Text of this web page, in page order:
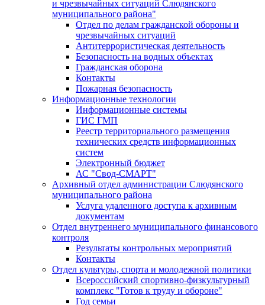
и чрезвычайных ситуаций Слюдянского
муниципального района"
Отдел по делам гражданской обороны и
чрезвычайных ситуаций
Антитеррористическая деятельность
Безопасность на водных объектах
Гражданская оборона
Контакты
Пожарная безопасность
Информационные технологии
Информационные системы
ГИС ГМП
Реестр территориального размещения
технических средств информационных
систем
Электронный бюджет
АС "Свод-СМАРТ"
Архивный отдел администрации Слюдянского
муниципального района
Услуга удаленного доступа к архивным
документам
Отдел внутреннего муниципального финансового
контроля
Результаты контрольных мероприятий
Контакты
Отдел культуры, спорта и молодежной политики
Всероссийский спортивно-физкультурный
комплекс "Готов к труду и обороне"
Год семьи